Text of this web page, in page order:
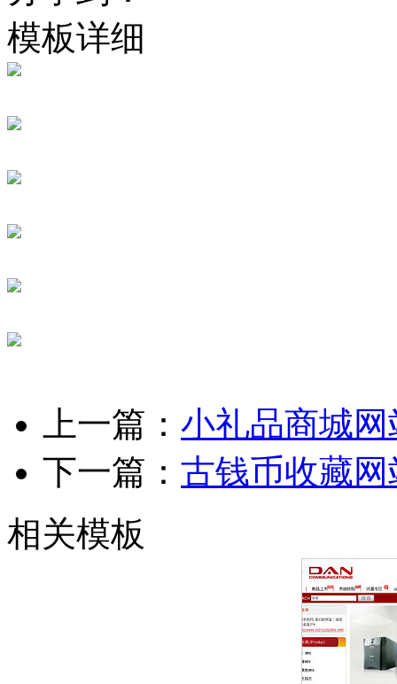
模板详细
上一篇： 小礼品商城
下一篇： 古钱币收藏
相关模板